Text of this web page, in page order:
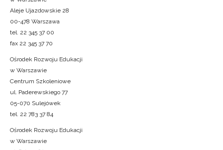
Aleje Ujazdowskie 28
00-478 Warszawa
tel. 22 345 37 00
fax 22 345 37 70
Ośrodek Rozwoju Edukacji
w Warszawie
Centrum Szkoleniowe
ul. Paderewskiego 77
05-070 Sulejówek
tel. 22 783 37 84
Ośrodek Rozwoju Edukacji
w Warszawie